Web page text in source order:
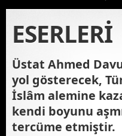
ESERLERİ
Üstat Ahmed
yol gösterecek,
İslâm alemine
kendi boyunu
tercüme etmiştir.